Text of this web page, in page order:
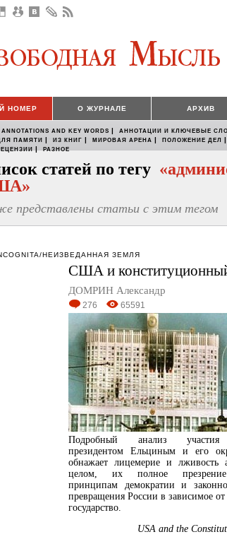
НОМЕР О ЖУРНАЛЕ АРХИВ
ANNOTATIONS AND KEY WORDS | АННОТАЦИИ И КЛЮЧЕВЫЕ
ПАМЯТИ | ИЗ КНИГ | МИРОВАЯ АРЕНА | ПОЛОЖЕНИЕ ДЕЛ |
| РАЗНОЕ
статей по тегу
представлены статьи с этим тегом
НЕИЗВЕДАННАЯ ЗЕМЛЯ
США и
ДОМРИН Александр
276 65591
Подробный анализ
президентом Ельциным и его
обнажает лицемерие и лживость
целом, их полное
принципам демократии и
превращения России в зависимое
государство.
USA and the